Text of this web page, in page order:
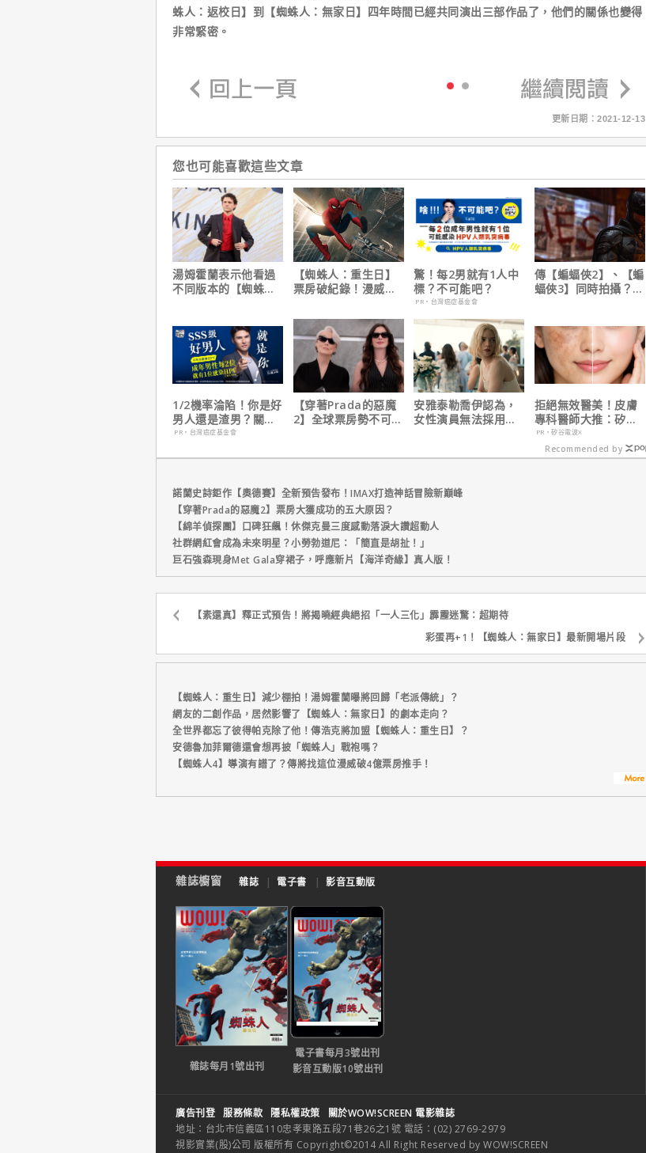
蛛人：返校日】到【蜘蛛人：無家日】四年時間已經共同演出三部作品了，他們的關係也變得
非常緊密。
更新日期：2021-12-13
您也可能喜歡這些文章
湯姆霍蘭表示他看過
不同版本的【蜘蛛
【蜘蛛人：重生日】
票房破紀錄！漫威總
讚！
驚！每2男就有1人中
標？不可能吧？
PR・台灣癌症基金會
傳【蝙蝠俠2】、【蝙
蝠俠3】同時拍攝？詹
1/2機率淪陷！你是好
男人還是渣男？關鍵
在這
PR・台灣癌症基金會
【穿著Prada的惡魔
2】全球票房勢不可
元
安雅泰勒喬伊認為，
女性演員無法採用方
拒絕無效醫美！皮膚
專科醫師大推：矽谷
電波 X 讓肌膚由內而
外更強韌
PR・矽谷電波X
Recommended by
諾蘭史詩鉅作【奧德賽】全新預告發布！IMAX打造神話冒險新巔峰
【穿著Prada的惡魔2】票房大獲成功的五大原因？
【綿羊偵探團】口碑狂飆！休傑克曼三度感動落淚大讚超動人
社群網紅會成為未來明星？小勞勃道尼：「簡直是胡扯！」
巨石強森現身Met Gala穿裙子，呼應新片【海洋奇緣】真人版！
【素還真】釋正式預告！將揭曉經典絕招「一人三化」霹靂迷驚：超期待
彩蛋再+1！【蜘蛛人：無家日】最新開場片段
【蜘蛛人：重生日】減少棚拍！湯姆霍蘭曝將回歸「老派傳統」？
網友的二創作品，居然影響了【蜘蛛人：無家日】的劇本走向？
全世界都忘了彼得帕克除了他！傳浩克將加盟【蜘蛛人：重生日】？
安德魯加菲爾德還會想再披「蜘蛛人」戰袍嗎？
【蜘蛛人4】導演有譜了？傳將找這位漫威破4億票房推手！
雜誌櫥窗 雜誌 | 電子書 | 影音互動版
雜誌每月1號出刊
電子書每月3號出刊
影音互動版10號出刊
廣告刊登 服務條款 隱私權政策
關於WOW!SCREEN 電影雜誌
地址：台北市信義區110忠孝東路五段71巷26之1號 電話：(02) 2769-2979
視影實業(股)公司 版權所有 Copyright©2014 All Right Reserved by WOW!SCREEN